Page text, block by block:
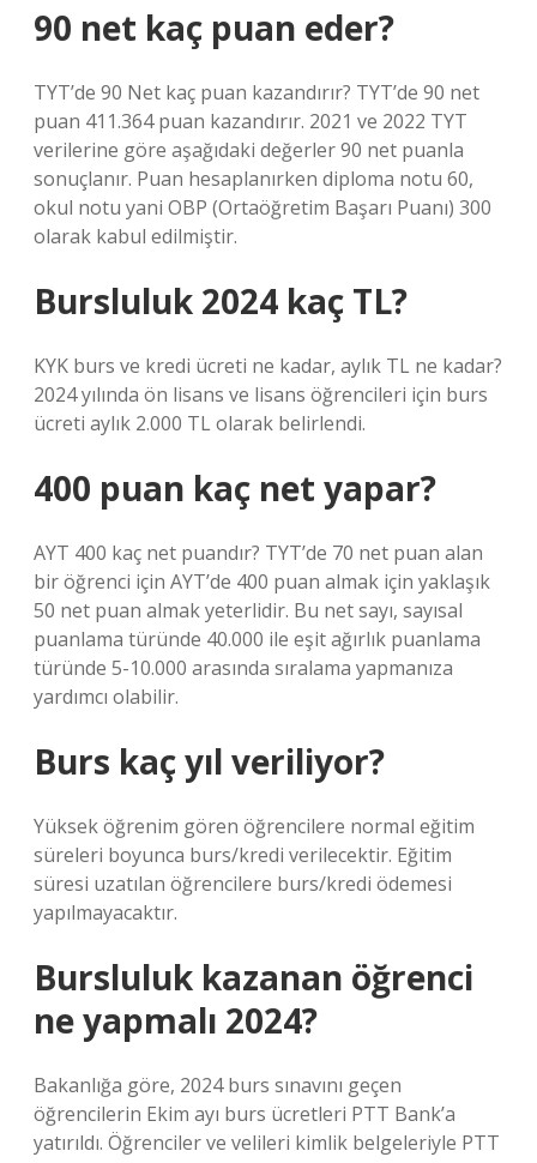
90 net kaç puan eder?
TYT’de 90 Net kaç puan kazandırır? TYT’de 90 net
puan 411.364 puan kazandırır. 2021 ve 2022 TYT
verilerine göre aşağıdaki değerler 90 net puanla
sonuçlanır. Puan hesaplanırken diploma notu 60,
okul notu yani OBP (Ortaöğretim Başarı Puanı) 300
olarak kabul edilmiştir.
Bursluluk 2024 kaç TL?
KYK burs ve kredi ücreti ne kadar, aylık TL ne kadar?
2024 yılında ön lisans ve lisans öğrencileri için burs
ücreti aylık 2.000 TL olarak belirlendi.
400 puan kaç net yapar?
AYT 400 kaç net puandır? TYT’de 70 net puan alan
bir öğrenci için AYT’de 400 puan almak için yaklaşık
50 net puan almak yeterlidir. Bu net sayı, sayısal
puanlama türünde 40.000 ile eşit ağırlık puanlama
türünde 5-10.000 arasında sıralama yapmanıza
yardımcı olabilir.
Burs kaç yıl veriliyor?
Yüksek öğrenim gören öğrencilere normal eğitim
süreleri boyunca burs/kredi verilecektir. Eğitim
süresi uzatılan öğrencilere burs/kredi ödemesi
yapılmayacaktır.
Bursluluk kazanan öğrenci
ne yapmalı 2024?
Bakanlığa göre, 2024 burs sınavını geçen
öğrencilerin Ekim ayı burs ücretleri PTT Bank’a
yatırıldı. Öğrenciler ve velileri kimlik belgeleriyle PTT